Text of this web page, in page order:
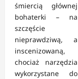
śmiercią głównej
bohaterki – na
szczęście
nieprawdziwą, a
inscenizowaną,
chociaż narzędzia
wykorzystane do